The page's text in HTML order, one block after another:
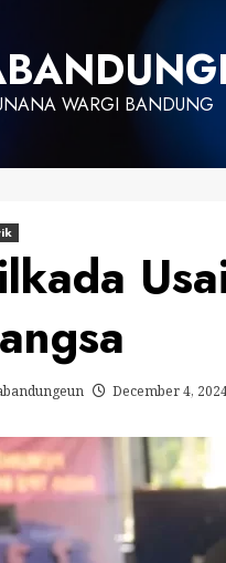
WARGI BANDUNG
December 4,